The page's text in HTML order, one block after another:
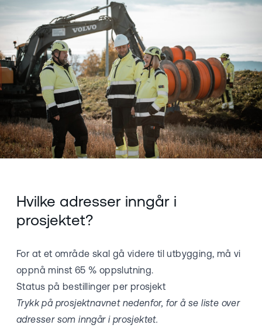
Hvilke adresser inngår i
prosjektet?
For at et område skal gå videre til utbygging, må vi
oppnå minst 65 % oppslutning.
Status på bestillinger per prosjekt
Trykk på prosjektnavnet nedenfor, for å se liste over
adresser som inngår i prosjektet.